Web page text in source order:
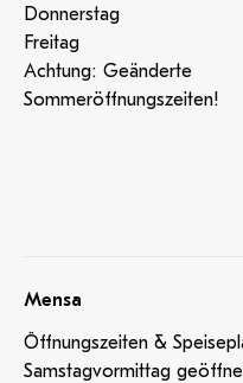
Donnerstag
Freitag
Achtung: Geänderte
Sommeröffnungszeiten!
Mensa
Öffnungszeiten &
Samstagvormittag